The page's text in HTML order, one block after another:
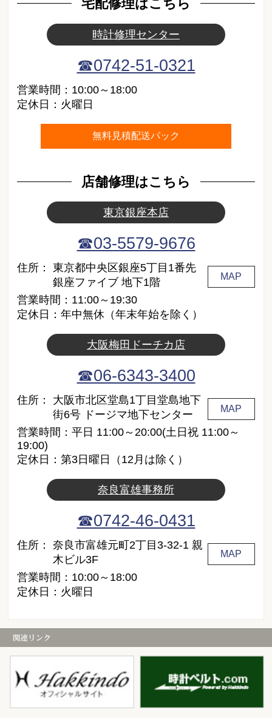
宅配修理はこちら
時計修理センター
☎0742-51-0321
営業時間：10:00～18:00
定休日：火曜日
無料見積配送パック
店舗修理はこちら
東京銀座本店
☎03-5579-9676
住所：
東京都中央区銀座5丁目1番先
銀座ファイブ 地下1階
MAP
営業時間：11:00～19:30
定休日：年中無休（年末年始を除く）
大阪梅田ドーチカ店
☎06-6343-3400
住所：
大阪市北区堂島1丁目堂島地下
街6号 ドージマ地下センター
MAP
営業時間：平日 11:00～20:00(土日祝 11:00～
19:00)
定休日：第3日曜日（12月は除く）
奈良富雄事務所
☎0742-46-0431
住所：
奈良市富雄元町2丁目3-32-1 親
木ビル3F
MAP
営業時間：10:00～18:00
定休日：火曜日